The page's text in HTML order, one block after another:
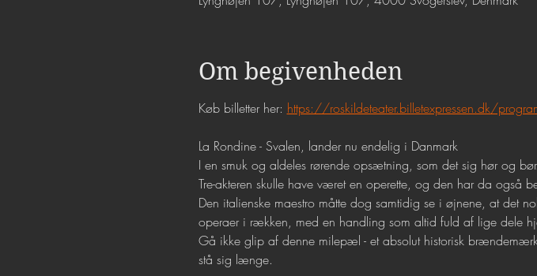
Om begivenheden
Køb billetter her: https://roskildeteater.billetexpressen.dk/
La Rondine - Svalen, lander nu endelig i Danmark
I en smuk og aldeles rørende opsætning, som det sig hør og bør.
Tre-akteren skulle have været en operette, og den har da også
Den italienske maestro måtte dog samtidig se i øjnene, at det
operaer i rækken, med en handling som altid fuld af lige dele
Gå ikke glip af denne milepæl - et absolut historisk
stå sig længe.